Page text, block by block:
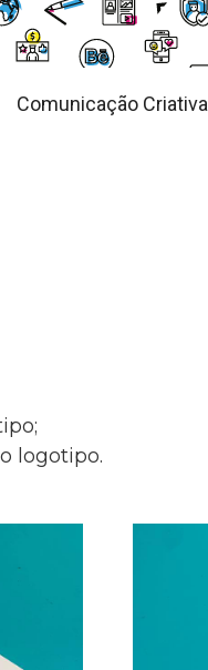
Comunicação Criativa
logotipo.